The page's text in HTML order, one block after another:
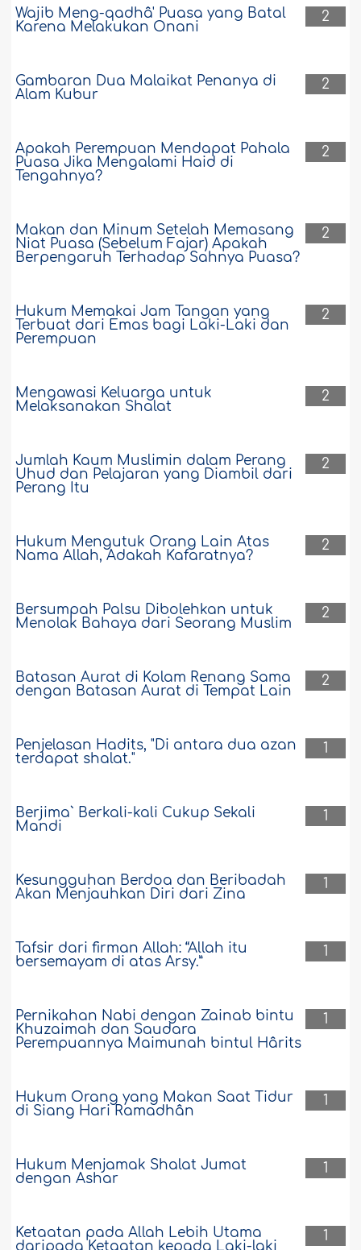
2
Wajib Meng-qadhâ' Puasa yang Batal
Karena Melakukan Onani
2
Gambaran Dua Malaikat Penanya di
Alam Kubur
2
Apakah Perempuan Mendapat Pahala
Puasa Jika Mengalami Haid di
Tengahnya?
2
Makan dan Minum Setelah Memasang
Niat Puasa (Sebelum Fajar) Apakah
Berpengaruh Terhadap Sahnya Puasa?
2
Hukum Memakai Jam Tangan yang
Terbuat dari Emas bagi Laki-Laki dan
Perempuan
2
Mengawasi Keluarga untuk
Melaksanakan Shalat
2
Jumlah Kaum Muslimin dalam Perang
Uhud dan Pelajaran yang Diambil dari
Perang Itu
2
Hukum Mengutuk Orang Lain Atas
Nama Allah, Adakah Kafaratnya?
2
Bersumpah Palsu Dibolehkan untuk
Menolak Bahaya dari Seorang Muslim
2
Batasan Aurat di Kolam Renang Sama
dengan Batasan Aurat di Tempat Lain
1
Penjelasan Hadits, "Di antara dua azan
terdapat shalat."
1
Berjima` Berkali-kali Cukup Sekali
Mandi
1
Kesungguhan Berdoa dan Beribadah
Akan Menjauhkan Diri dari Zina
1
Tafsir dari firman Allah: “Allah itu
bersemayam di atas Arsy.”
1
Pernikahan Nabi dengan Zainab bintu
Khuzaimah dan Saudara
Perempuannya Maimunah bintul Hârits
1
Hukum Orang yang Makan Saat Tidur
di Siang Hari Ramadhân
1
Hukum Menjamak Shalat Jumat
dengan Ashar
1
Ketaatan pada Allah Lebih Utama
daripada Ketaatan kepada Laki-laki